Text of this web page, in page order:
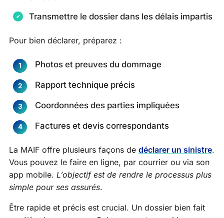
Transmettre le dossier dans les délais impartis
Pour bien déclarer, préparez :
Photos et preuves du dommage
Rapport technique précis
Coordonnées des parties impliquées
Factures et devis correspondants
La MAIF offre plusieurs façons de déclarer un sinistre.
Vous pouvez le faire en ligne, par courrier ou via son
app mobile. L’objectif est de rendre le processus plus
simple pour ses assurés.
Être rapide et précis est crucial. Un dossier bien fait